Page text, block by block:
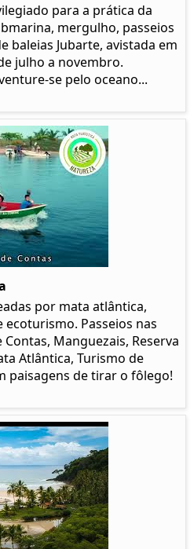
para a prática da
mergulho, passeios
baleias Jubarte, avistada em
julho a novembro.
se pelo oceano...
por mata atlântica,
Passeios nas
Manguezais, Reserva
Atlântica, Turismo de
paisagens de tirar o fôlego!